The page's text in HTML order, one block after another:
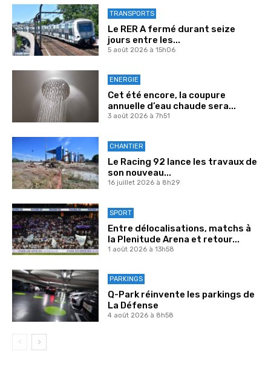
TRANSPORTS
Le RER A fermé durant seize
jours entre les...
5 août 2026 à 15h06
ENERGIE
Cet été encore, la coupure
annuelle d’eau chaude sera...
3 août 2026 à 7h51
CHANTIER
Le Racing 92 lance les travaux de
son nouveau...
16 juillet 2026 à 8h29
SPORT
Entre délocalisations, matchs à
la Plenitude Arena et retour...
1 août 2026 à 13h58
PARKINGS
Q-Park réinvente les parkings de
La Défense
4 août 2026 à 8h58